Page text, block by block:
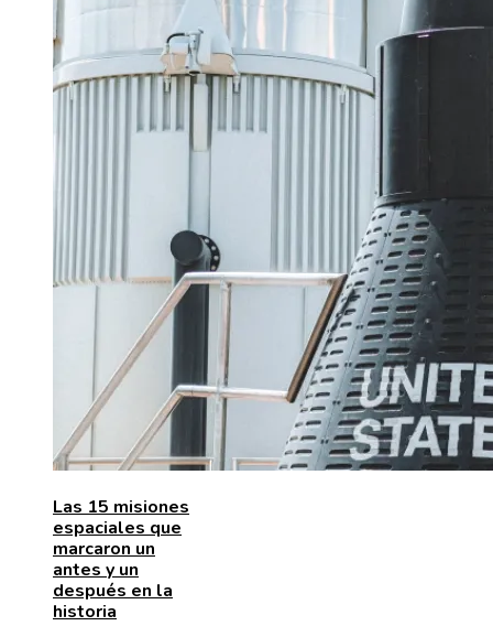
Las 15 misiones
espaciales que
marcaron un
antes y un
después en la
historia